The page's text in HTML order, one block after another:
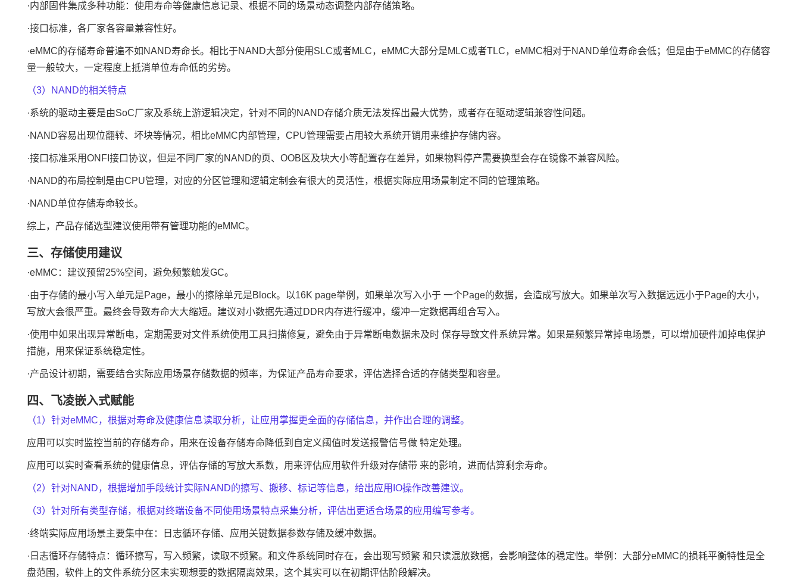
·内部固件集成多种功能：使用寿命等健康信息记录、根据不同的场景动态调整内部存储策略。
·接口标准，各厂家各容量兼容性好。
·eMMC的存储寿命普遍不如NAND寿命长。相比于NAND大部分使用SLC或者MLC，eMMC大部分是MLC或者TLC，eMMC相对于NAND单位寿命会低；但是由于eMMC的存储容
量一般较大，一定程度上抵消单位寿命低的劣势。
（3）NAND的相关特点
·系统的驱动主要是由SoC厂家及系统上游逻辑决定，针对不同的NAND存储介质无法发挥出最大优势，或者存在驱动逻辑兼容性问题。
·NAND容易出现位翻转、坏块等情况，相比eMMC内部管理，CPU管理需要占用较大系统开销用来维护存储内容。
·接口标准采用ONFI接口协议，但是不同厂家的NAND的页、OOB区及块大小等配置存在差异，如果物料停产需要换型会存在镜像不兼容风险。
·NAND的布局控制是由CPU管理，对应的分区管理和逻辑定制会有很大的灵活性，根据实际应用场景制定不同的管理策略。
·NAND单位存储寿命较长。
综上，产品存储选型建议使用带有管理功能的eMMC。
三、存储使用建议
·eMMC：建议预留25%空间，避免频繁触发GC。
·由于存储的最小写入单元是Page，最小的擦除单元是Block。以16K page举例，如果单次写入小于 一个Page的数据，会造成写放大。如果单次写入数据远远小于Page的大小，
写放大会很严重。最终会导致寿命大大缩短。建议对小数据先通过DDR内存进行缓冲，缓冲一定数据再组合写入。
·使用中如果出现异常断电，定期需要对文件系统使用工具扫描修复，避免由于异常断电数据未及时 保存导致文件系统异常。如果是频繁异常掉电场景，可以增加硬件加掉电保护
措施，用来保证系统稳定性。
·产品设计初期，需要结合实际应用场景存储数据的频率，为保证产品寿命要求，评估选择合适的存储类型和容量。
四、 飞凌嵌入式赋能
（1）针对eMMC，根据对寿命及健康信息读取分析，让应用掌握更全面的存储信息，并作出合理的调整。
应用可以实时监控当前的存储寿命，用来在设备存储寿命降低到自定义阈值时发送报警信号做 特定处理。
应用可以实时查看系统的健康信息，评估存储的写放大系数，用来评估应用软件升级对存储带 来的影响，进而估算剩余寿命。
（2）针对NAND，根据增加手段统计实际NAND的擦写、搬移、标记等信息，给出应用IO操作改善建议。
（3）针对所有类型存储，根据对终端设备不同使用场景特点采集分析，评估出更适合场景的应用编写参考。
·终端实际应用场景主要集中在：日志循环存储、应用关键数据参数存储及缓冲数据。
·日志循环存储特点：循环擦写，写入频繁，读取不频繁。和文件系统同时存在，会出现写频繁 和只读混放数据，会影响整体的稳定性。举例：大部分eMMC的损耗平衡特性是全
盘范围，软件上的文件系统分区未实现想要的数据隔离效果，这个其实可以在初期评估阶段解决。